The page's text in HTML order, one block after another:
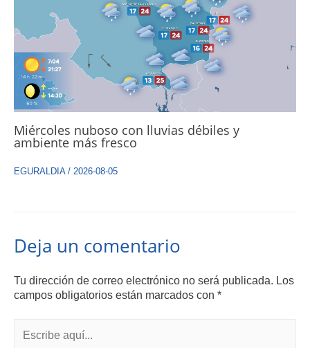
Miércoles nuboso con lluvias débiles y
ambiente más fresco
EGURALDIA/ 2026-08-05
Deja un comentario
Tu dirección de correo electrónico no será publicada. Los
campos obligatorios están marcados con *